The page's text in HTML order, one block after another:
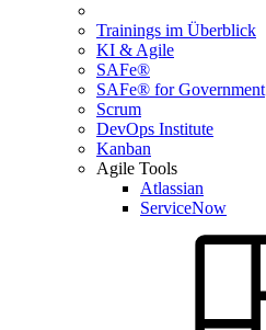
Trainings im Überblick
KI & Agile
SAFe®
SAFe® for Government
Scrum
DevOps Institute
Kanban
Agile Tools
Atlassian
ServiceNow